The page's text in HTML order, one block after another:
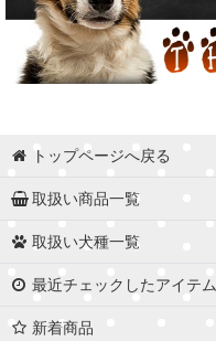
トップページへ戻る
取扱い商品一覧
取扱い犬種一覧
最近チェックしたアイテム
新着商品